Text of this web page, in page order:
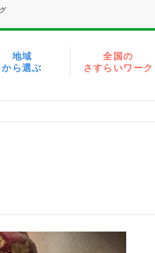
地域
から選ぶ
全国の
さすらいワーク